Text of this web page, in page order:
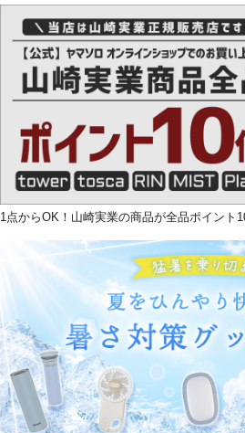
1点からOK！山崎実業の商品が全品ポイント